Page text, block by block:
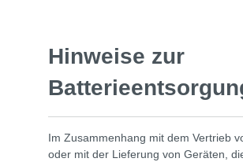
Hinweise zur
Im Zusammenhang mit dem Vertrieb
oder mit der Lieferung von Geräten,